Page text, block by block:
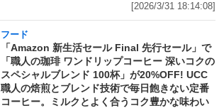
[2026/3/31 18:14:08]
フード
「Amazon 新生活セール Final 先行セール」で
「職人の珈琲 ワンドリップコーヒー 深いコクの
スペシャルブレンド 100杯」が20%OFF! UCC
職人の焙煎とブレンド技術で毎日飽きない定番
コーヒー。ミルクとよく合うコク豊かな味わい